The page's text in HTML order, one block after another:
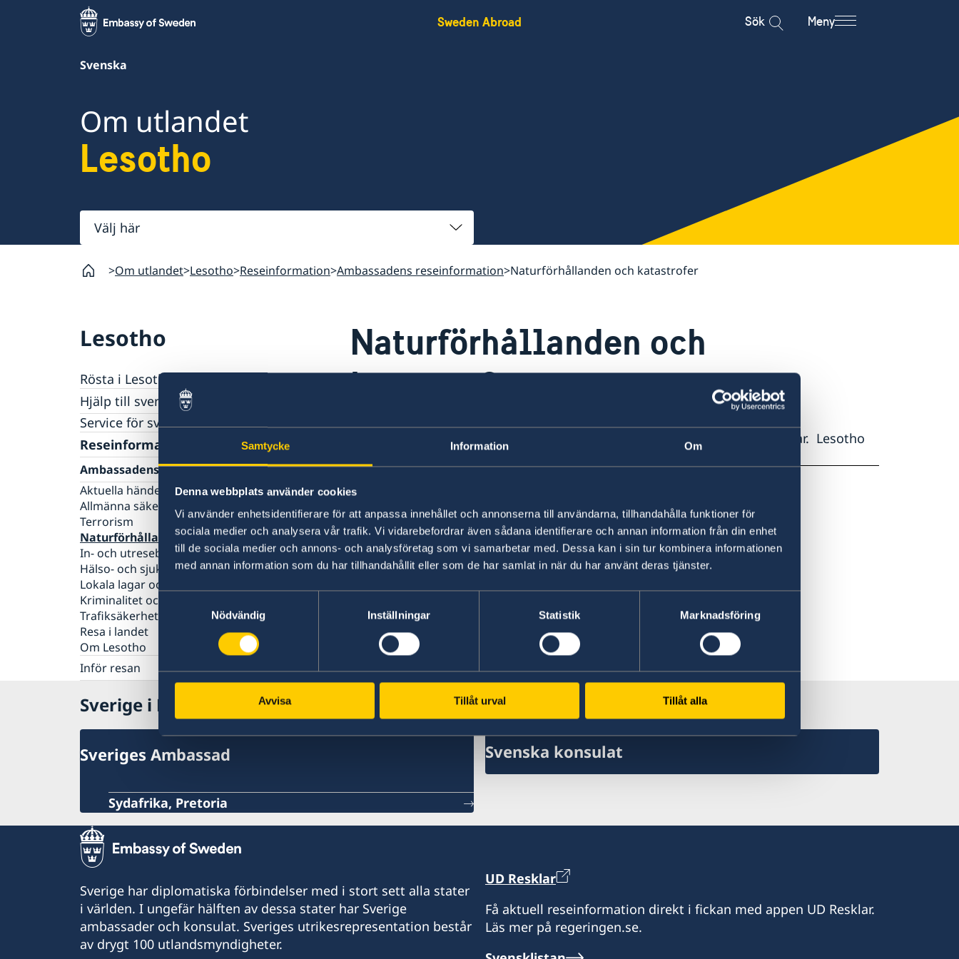
Samtycke Information Om
Denna webbplats använder cookies
Vi använder enhetsidentifierare för att anpassa innehållet och annonserna till användarna, tillhandahålla funktioner för
sociala medier och analysera vår trafik. Vi vidarebefordrar även sådana identifierare och annan information från din enhet
till de sociala medier och annons- och analysföretag som vi samarbetar med. Dessa kan i sin tur kombinera informationen
med annan information som du har tillhandahållit eller som de har samlat in när du har använt deras tjänster.
Nödvändig
Inställningar Statistik Marknadsföring
Avvisa Tillåt urval Tillåt alla
Sweden Abroad Sök Meny
Svenska
Om utlandet
Lesotho
Välj
här
Om utlandet Lesotho Reseinformation Ambassadens reseinformation Naturförhållanden och katastrofer
Lesotho
Rösta i Lesotho
Hjälp till svenskar i Lesotho
Rösta i Lesotho
Pass utomlands
Akut hjälp
Service för svenska företag
Reseinformation
Ambassadens reseinformation
Aktuella händelser
Allmänna säkerhetsläget
Terrorism
Naturförhållanden och katastrofer
In- och utresebestämmelser
Hälso- och sjukvård
Lokala lagar och sedvänjor
Kriminalitet och personlig säkerhet
Trafiksäkerhet
Resa i landet
Om Lesotho
Inför resan
Behövs vaccination
Naturförhållanden och
katastrofer
Klimatet är tempererat med kyliga, torra vintrar och varma, regniga somrar. Lesotho
är sårbart för både torka och översvämningar
Senast uppdaterad 04 aug. 2026, 14.23
Sverige i Lesotho
Sveriges Ambassad
Sydafrika, Pretoria
Svenska konsulat
Sverige har diplomatiska förbindelser med i stort sett alla stater
i världen. I ungefär hälften av dessa stater har Sverige
ambassader och konsulat. Sveriges utrikesrepresentation består
av drygt 100 utlandsmyndigheter.
UD Resklar
Få aktuell reseinformation direkt i fickan med appen UD Resklar.
Läs mer på regeringen.se.